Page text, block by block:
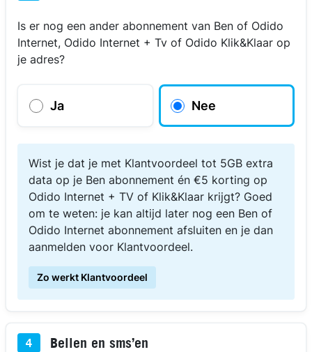
Is er nog een ander abonnement van Ben of Odido
Internet, Odido Internet + Tv of Odido Klik&Klaar op
je adres?
Ja Nee
Wist je dat je met Klantvoordeel tot 5GB extra
data op je Ben abonnement én €5 korting op
Odido Internet + TV of Klik&Klaar krijgt? Goed
om te weten: je kan altijd later nog een Ben of
Odido Internet abonnement afsluiten en je dan
aanmelden voor Klantvoordeel.
Zo werkt Klantvoordeel
4 Bellen en sms’en